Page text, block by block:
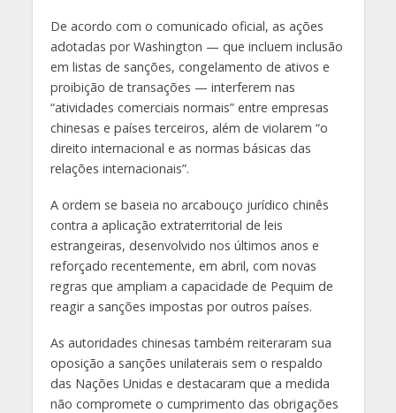
De acordo com o comunicado oficial, as ações
adotadas por Washington — que incluem inclusão
em listas de sanções, congelamento de ativos e
proibição de transações — interferem nas
“atividades comerciais normais” entre empresas
chinesas e países terceiros, além de violarem “o
direito internacional e as normas básicas das
relações internacionais”.
A ordem se baseia no arcabouço jurídico chinês
contra a aplicação extraterritorial de leis
estrangeiras, desenvolvido nos últimos anos e
reforçado recentemente, em abril, com novas
regras que ampliam a capacidade de Pequim de
reagir a sanções impostas por outros países.
As autoridades chinesas também reiteraram sua
oposição a sanções unilaterais sem o respaldo
das Nações Unidas e destacaram que a medida
não compromete o cumprimento das obrigações